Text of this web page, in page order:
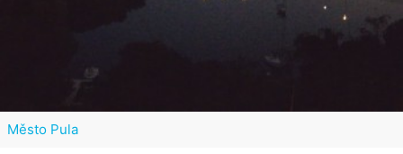
Město Pula